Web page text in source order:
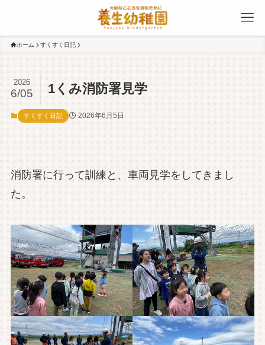
ホーム すくすく日記
1くみ消防署見学
2026
6/05
すくすく日記 2026年6月5日
消防署に行って訓練と、車両見学をしてきまし
た。